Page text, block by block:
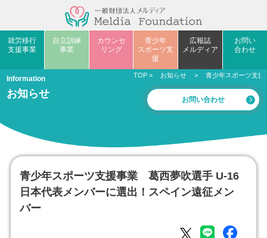
就労移行
支援事業
自立訓練
事業
カウンセ
リング
青少年
スポーツ支
援
広報誌
メルディア
お問い
合わせ
Information
お知らせ
TOP > お知らせ > 青少年スポーツ支
お問い合わせ
青少年スポーツ支援事業 葛西夢吹選手 U-16
日本代表メンバーに選出！スペイン遠征メン
バー